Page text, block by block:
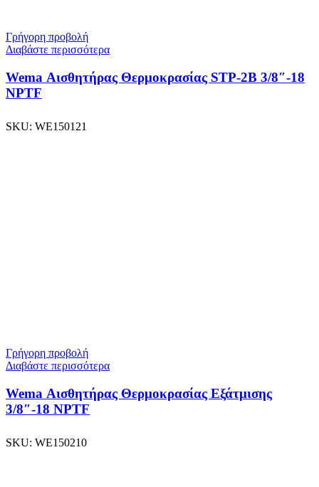
Γρήγορη προβολή
Διαβάστε περισσότερα
Wema Αισθητήρας Θερμοκρασίας STP-2B 3/8″-18
NPTF
SKU: WE150121
Γρήγορη προβολή
Διαβάστε περισσότερα
Wema Αισθητήρας Θερμοκρασίας Εξάτμισης
3/8″-18 NPTF
SKU: WE150210